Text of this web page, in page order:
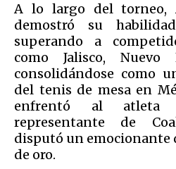
A lo largo del torneo,
demostró su
superando a
como Jalisco, Nuevo
consolidándose como
del tenis de mesa en
enfrentó al atleta
representante de
disputó un emocionante
de oro.